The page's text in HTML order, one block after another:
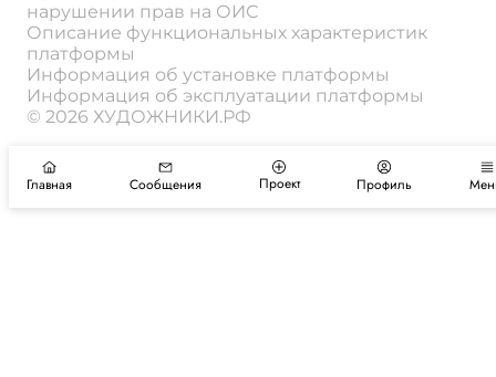
нарушении прав на ОИС
Описание функциональных характеристик
платформы
Информация об установке платформы
Информация об эксплуатации платформы
© 2026 ХУДОЖНИКИ.РФ
Главная Сообщения Проект Профиль